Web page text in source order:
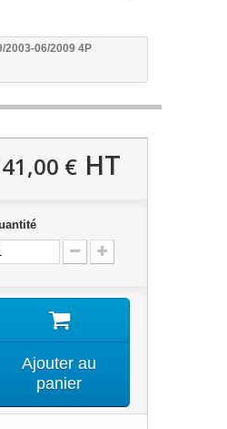
2003-06/2009 4P
€HT
Ajouter au
panier